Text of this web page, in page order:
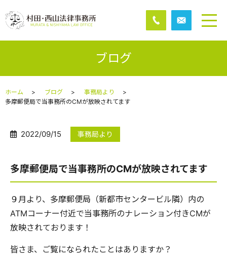
ブログ
ホーム ブログ
事務局より
多摩郵便局で当事務所のCMが放映されてます
2022/09/15 事務局より
多摩郵便局で当事務所のCMが放映されてます
９月より、多摩郵便局（新都市センタービル隣）内の
ATMコーナー付近で当事務所のナレーション付きCMが
放映されております！
皆さま、ご覧になられたことはありますか？